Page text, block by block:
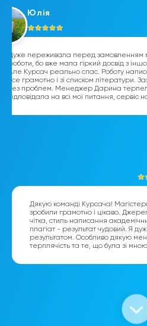
Юлія
Дуже переживала перед замовленням
роботи, бо вже мала гіркий досвід з
Але Курсач реально спас. Роботу
все грамотно і зі списком літератури.
без проблем. Менеджер Дарина
відповідала на всі мої питання, сервіс
Дякую команді Курсача!
зробили грамотно і цікаво.
чітка, стиль написання
плагіат - результат чудовий. Я
результатом. Особливо дякую
терплячість та те, що була зі мною